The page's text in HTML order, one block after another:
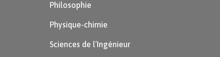
Philosophie
Physique-chimie
Sciences de l’Ingénieur